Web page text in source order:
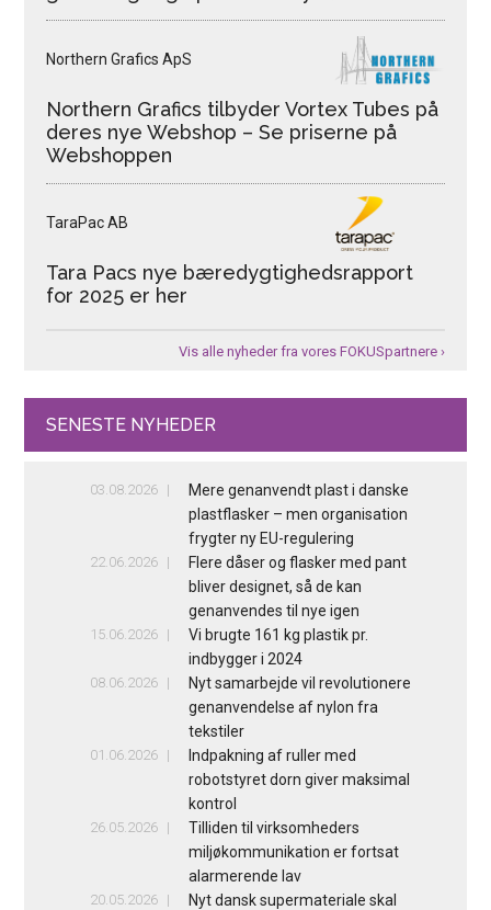
Northern Grafics ApS
Northern Grafics tilbyder Vortex Tubes på
deres nye Webshop – Se priserne på
Webshoppen
TaraPac AB
Tara Pacs nye bæredygtighedsrapport
for 2025 er her
Vis alle nyheder fra vores FOKUSpartnere ›
SENESTE NYHEDER
03.08.2026
Mere genanvendt plast i danske
plastflasker – men organisation
frygter ny EU-regulering
22.06.2026
Flere dåser og flasker med pant
bliver designet, så de kan
genanvendes til nye igen
15.06.2026
Vi brugte 161 kg plastik pr.
indbygger i 2024
08.06.2026
Nyt samarbejde vil revolutionere
genanvendelse af nylon fra
tekstiler
01.06.2026
Indpakning af ruller med
robotstyret dorn giver maksimal
kontrol
26.05.2026
Tilliden til virksomheders
miljøkommunikation er fortsat
alarmerende lav
20.05.2026
Nyt dansk supermateriale skal